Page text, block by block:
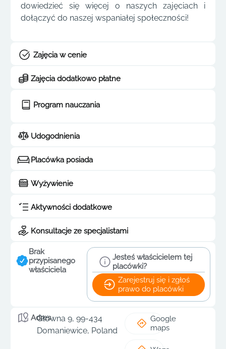
dowiedzieć się więcej o naszych zajęciach i
dołączyć do naszej wspaniałej społeczności!
Zajęcia w cenie
Zajęcia dodatkowo płatne
Program nauczania
Udogodnienia
Placówka posiada
Wyżywienie
Aktywności dodatkowe
Konsultacje ze specjalistami
Brak
przypisanego
właściciela
Jesteś właścicielem tej
placówki?
Zarejestruj się i zgłoś
prawo do placówki
Adres
Główna 9, 99-434
Domaniewice, Poland
Google
maps